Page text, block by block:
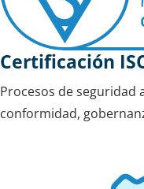
Certificación
Procesos de seguridad
conformidad,